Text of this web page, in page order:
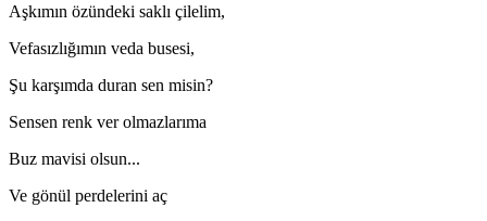
Aşkımın özündeki saklı çilelim,
Vefasızlığımın veda busesi,
Şu karşımda duran sen misin?
Sensen renk ver olmazlarıma
Buz mavisi olsun...
Ve gönül perdelerini aç